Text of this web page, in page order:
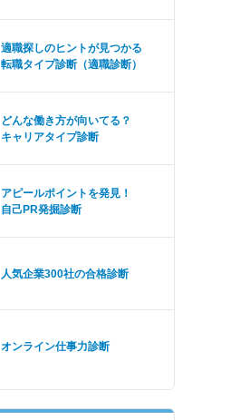
適職探しのヒントが見つかる
転職タイプ診断（適職診断）
どんな働き方が向いてる？
キャリアタイプ診断
アピールポイントを発見！
自己PR発掘診断
人気企業300社の合格診断
オンライン仕事力診断